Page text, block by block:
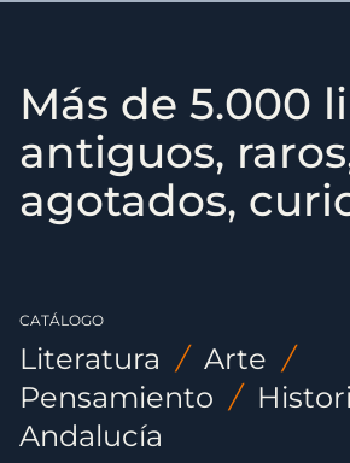
Más de 5.000
antiguos,
agotados,
CATÁLOGO
Literatura / Arte /
Pensamiento /
Andalucía